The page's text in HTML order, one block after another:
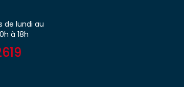
de lundi au
à 18h